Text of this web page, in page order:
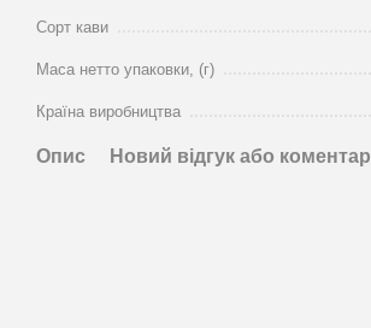
Сорт кави
Маса нетто упаковки, (г)
Країна виробництва
Опис Новий відгук або коментар